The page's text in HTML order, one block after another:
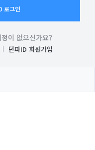
로그인
이 없으신가요?
던파ID 회원가입